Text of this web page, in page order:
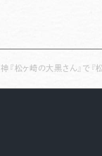
『松ヶ崎の大黒さん』で『